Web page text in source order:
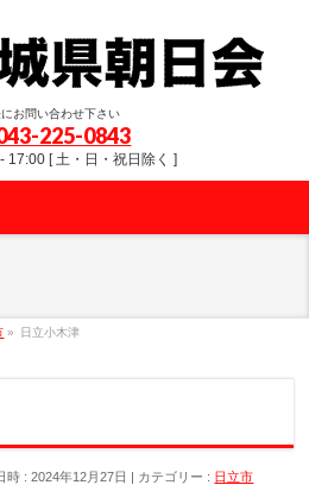
お問い合わせ下さい
225-0843
17:00 [ 土・日・祝日除く ]
» 日立小木津
時 : 2024年12月27日 カテゴリー : 日立市